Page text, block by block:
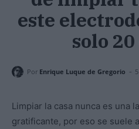
este
solo
Por Enrique Luque de Gregorio -
Limpiar la casa nunca es una
gratificante, por eso se suele